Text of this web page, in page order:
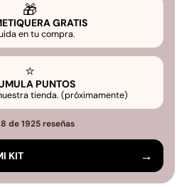
🎁
GRATIS
en tu compra.
⭐
PUNTOS
tienda. (próximamente)
de 1925 reseñas
KIT →